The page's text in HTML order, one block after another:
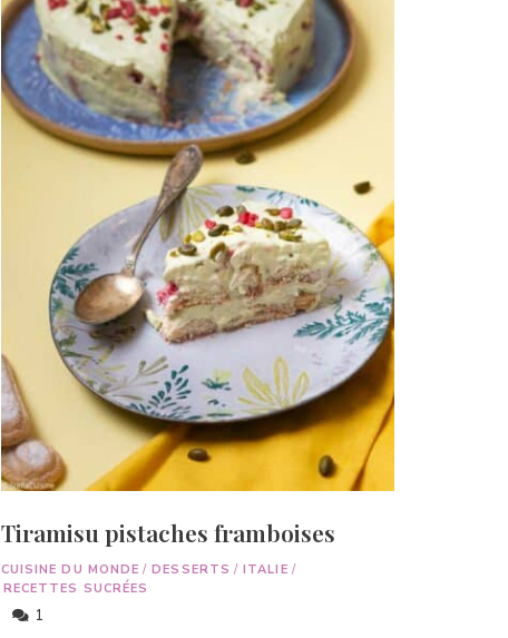
Tiramisu pistaches framboises
CUISINE DU MONDE / DESSERTS / ITALIE /
RECETTES SUCRÉES
1